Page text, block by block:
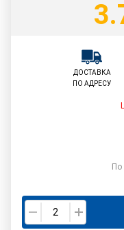
ДОСТАВКА
ПО АДРЕСУ
По